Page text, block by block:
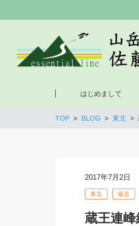
はじめまして
TOP BLOG 東北
2017年7月2日
東北 縦走
蔵王連